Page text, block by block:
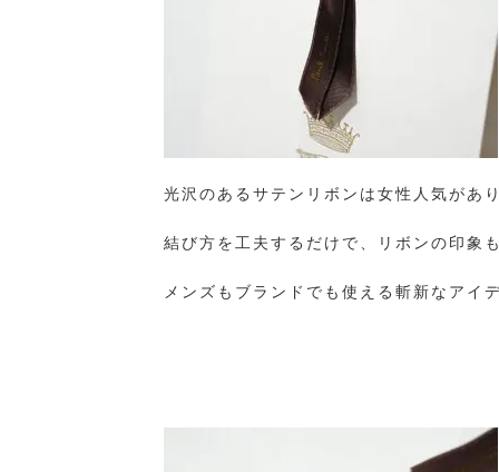
光沢のあるサテンリボンは女性人気があ
結び方を工夫するだけで、リボンの印象
メンズもブランドでも使える斬新なアイ